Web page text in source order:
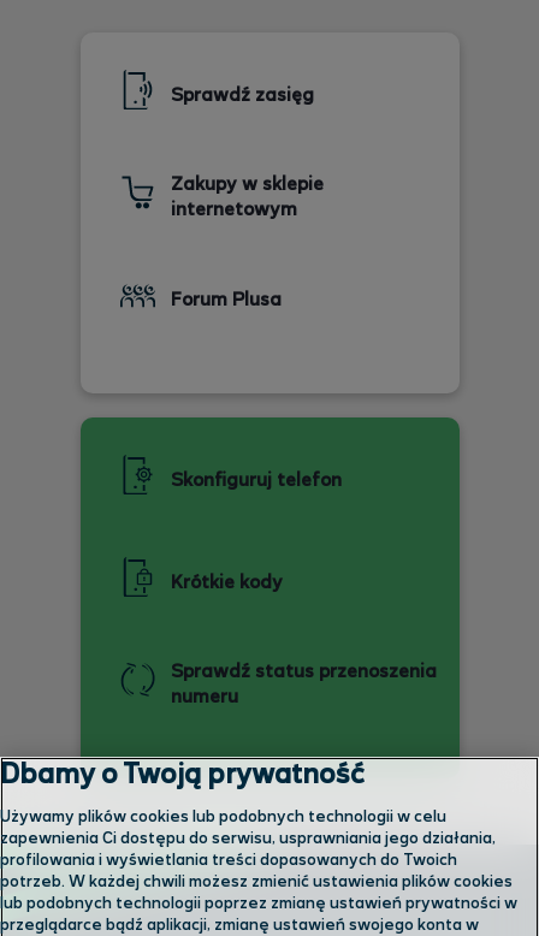
Sprawdź zasięg
Zakupy w sklepie
internetowym
Forum Plusa
Skonfiguruj telefon
Krótkie kody
Sprawdź status przenoszenia
numeru
Dbamy o Twoją prywatność
Używamy plików cookies lub podobnych technologii w celu
zapewnienia Ci dostępu do serwisu, usprawniania jego działania,
profilowania i wyświetlania treści dopasowanych do Twoich
potrzeb. W każdej chwili możesz zmienić ustawienia plików cookies
lub podobnych technologii poprzez zmianę ustawień prywatności w
przeglądarce bądź aplikacji, zmianę ustawień swojego konta w